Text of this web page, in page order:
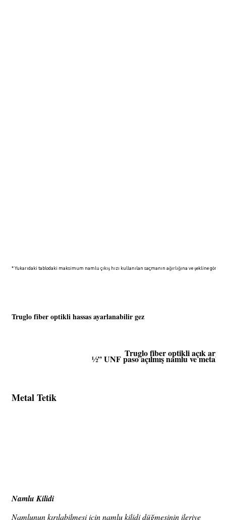
* Yukarıdaki tablodaki maksimum namlu çıkış hızı kullanılan saçmanın ağırlığına ve şekline göre
Truglo fiber optikli hassas ayarlanabilir gez
Truglo fiber optikli açık
½” UNF paso açılmış namlu ve metal
Metal Tetik
Namlu Kilidi
Namlunun kırılabilmesi için namlu kilidi düğmesinin ileriye